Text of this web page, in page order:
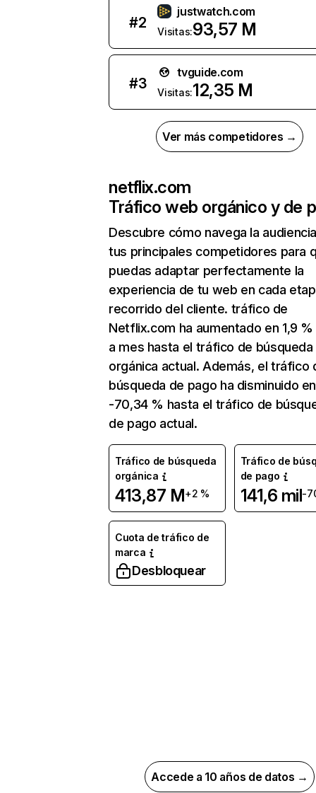
#2
justwatch.com
Visitas:93,57 M
#3
tvguide.com
Visitas:12,35 M
Ver más competidores →
netflix.com
Tráfico web orgánico y de
Descubre cómo navega la
tus principales competidores para
puedas adaptar perfectamente la
experiencia de tu web en cada
recorrido del cliente. tráfico de
Netflix.com ha aumentado en 1,9
a mes hasta el tráfico de búsqueda
orgánica actual. Además, el tráfico
búsqueda de pago ha disminuido en
-70,34 % hasta el tráfico de
de pago actual.
Tráfico de búsqueda
orgánica
413,87 M+2 %
Tráfico de
de pago
141,6 mil-
Cuota de tráfico de
marca
Desbloquear
Accede a 10 años de datos →